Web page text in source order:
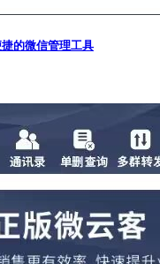
的微信管理工具